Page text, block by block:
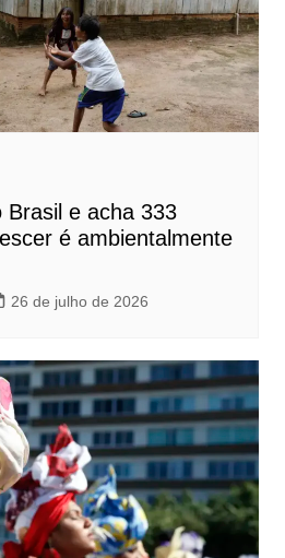
Brasil e acha 333
é ambientalmente
26 de julho de 2026